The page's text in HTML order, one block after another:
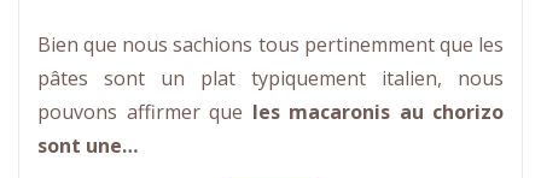
Bien que nous sachions tous pertinemment que les
pâtes sont un plat typiquement italien, nous
pouvons affirmer que les macaronis au chorizo
sont une…